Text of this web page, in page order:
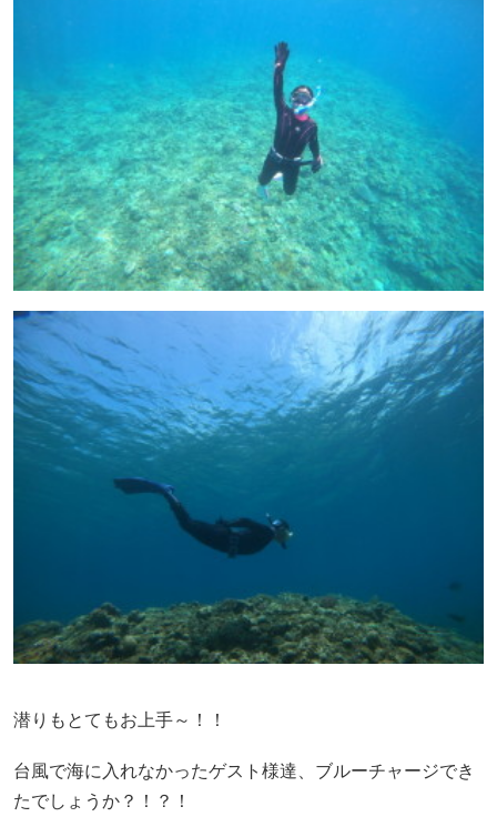
潜りもとてもお上手～！！
台風で海に入れなかったゲスト様達、ブルーチャージでき
たでしょうか？！？！